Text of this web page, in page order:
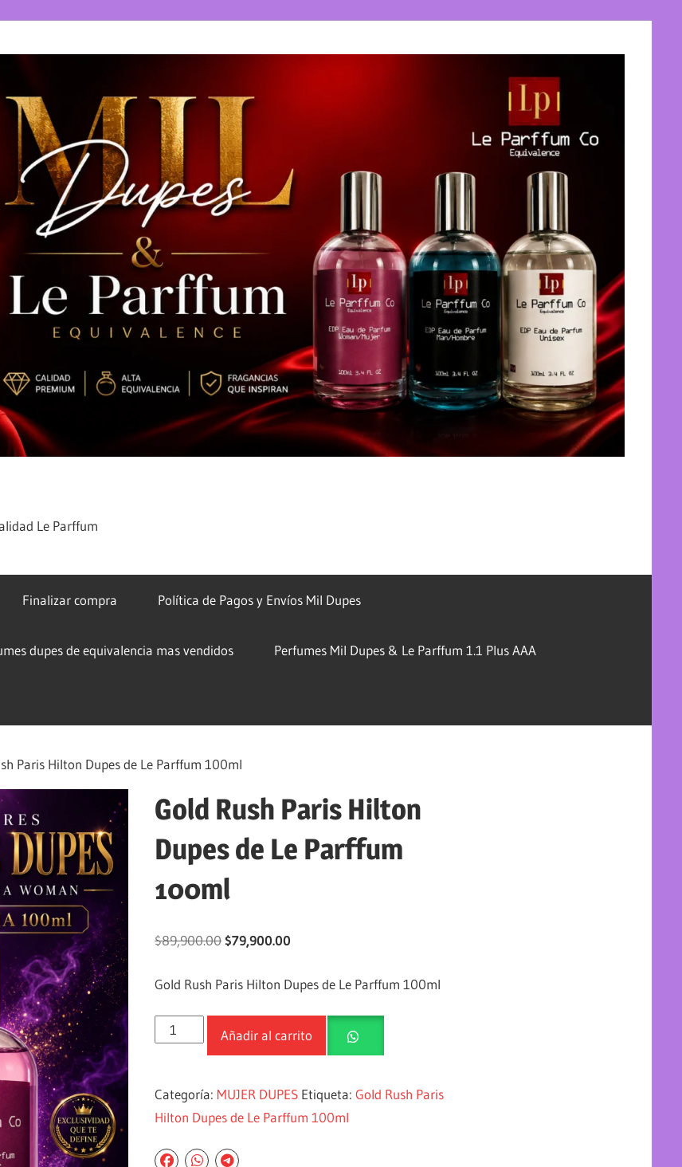
Le Parffum
Finalizar compra Política de Pagos y Envíos Mil Dupes
dupes de equivalencia mas vendidos Perfumes Mil Dupes & Le Parffum 1.1 Plus AAA
Paris Hilton Dupes de Le Parffum 100ml
Gold Rush Paris Hilton
Dupes de Le Parffum
100ml
$89,900.00$79,900.00
Gold Rush Paris Hilton Dupes de Le Parffum 100ml
Añadir al carrito
Categoría: MUJER DUPES Etiqueta:Gold Rush Paris
Hilton Dupes de Le Parffum 100ml